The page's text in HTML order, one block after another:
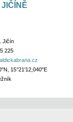
Jičín
225
15°21'12,040"E